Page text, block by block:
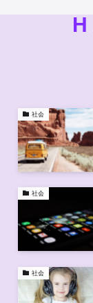
H
社会
社会
社会